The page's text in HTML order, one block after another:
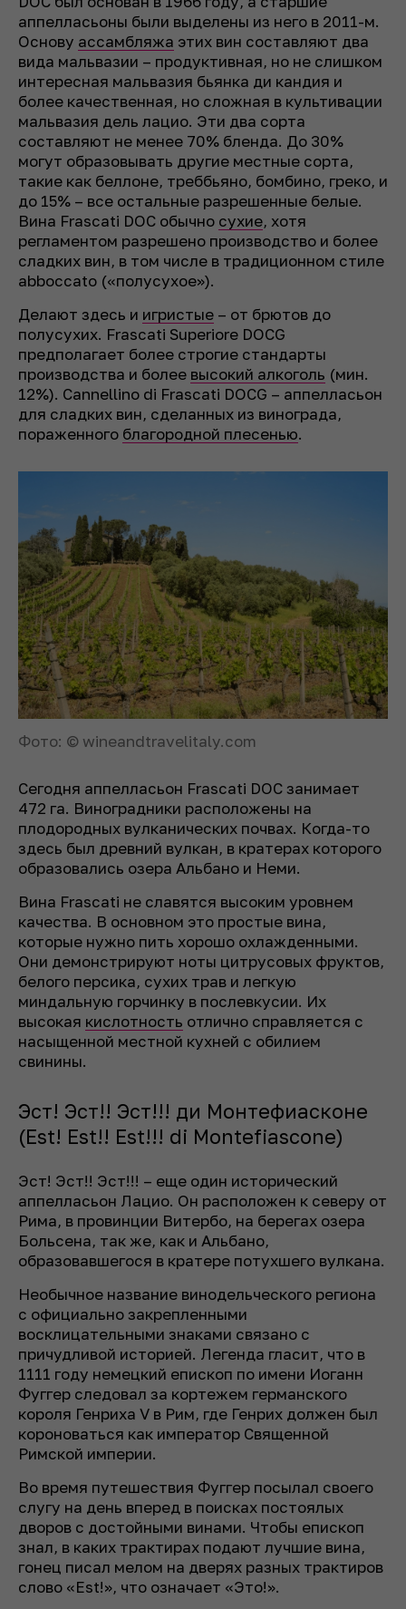
аппелласьоны были выделены из него в 2011-м.
Основу ассамбляжа этих вин составляют два
вида мальвазии – продуктивная, но не слишком
интересная мальвазия бьянка ди кандия и
более качественная, но сложная в культивации
мальвазия дель лацио. Эти два сорта
составляют не менее 70% бленда. До 30%
могут образовывать другие местные сорта,
такие как беллоне, треббьяно, бомбино, греко, и
до 15% – все остальные разрешенные белые.
Вина Frascati DOC обычно сухие, хотя
регламентом разрешено производство и более
сладких вин, в том числе в традиционном стиле
abboccato («полусухое»).
Делают здесь и игристые – от брютов до
полусухих. Frascati Superiore DOCG
предполагает более строгие стандарты
производства и более высокий алкоголь (мин.
12%). Cannellino di Frascati DOCG – аппелласьон
для сладких вин, сделанных из винограда,
пораженного благородной плесенью.
Фото: © wineandtravelitaly.com
Сегодня аппелласьон Frascati DOC занимает
472 га. Виноградники расположены на
плодородных вулканических почвах. Когда-то
здесь был древний вулкан, в кратерах которого
образовались озера Альбано и Неми.
Вина Frascati не славятся высоким уровнем
качества. В основном это простые вина,
которые нужно пить хорошо охлажденными.
Они демонстрируют ноты цитрусовых фруктов,
белого персика, сухих трав и легкую
миндальную горчинку в послевкусии. Их
высокая кислотность отлично справляется с
насыщенной местной кухней с обилием
свинины.
Эст! Эст!! Эст!!! ди Монтефиасконе
(Est! Est!! Est!!! di Montefiascone)
Эст! Эст!! Эст!!! – еще один исторический
аппелласьон Лацио. Он расположен к северу от
Рима, в провинции Витербо, на берегах озера
Больсена, так же, как и Альбано,
образовавшегося в кратере потухшего вулкана.
Необычное название винодельческого региона
с официально закрепленными
восклицательными знаками связано с
причудливой историей. Легенда гласит, что в
1111 году немецкий епископ по имени Иоганн
Фуггер следовал за кортежем германского
короля Генриха V в Рим, где Генрих должен был
короноваться как император Священной
Римской империи.
Во время путешествия Фуггер посылал своего
слугу на день вперед в поисках постоялых
дворов с достойными винами. Чтобы епископ
знал, в каких трактирах подают лучшие вина,
гонец писал мелом на дверях разных трактиров
слово «Est!», что означает «Это!».